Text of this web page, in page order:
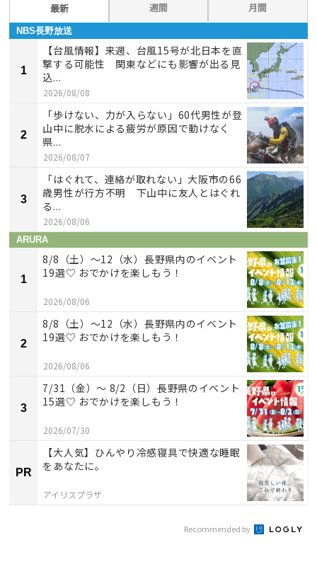
最新 週間 月間
NBS長野放送
1
【台風情報】来週、台風15号が北日本を直
撃する可能性 関東などにも影響が出る見
込...
2026/08/08
2
「歩けない、力が入らない」60代男性が登
山中に脱水による疲労が原因で動けなく
県...
2026/08/07
3
「はぐれて、連絡が取れない」大阪市の66
歳男性が行方不明 下山中に友人とはぐれ
る...
2026/08/06
ARURA
1
8/8（土）〜12（水）長野県内のイベント
19選♡ おでかけを楽しもう！
2026/08/06
2
8/8（土）〜12（水）長野県内のイベント
19選♡ おでかけを楽しもう！
2026/08/06
3
7/31（金）～ 8/2（日）長野県のイベント
15選♡ おでかけを楽しもう！
2026/07/30
PR
【大人気】ひんやり冷感寝具で快適な睡眠
をあなたに。
アイリスプラザ
Recommended by